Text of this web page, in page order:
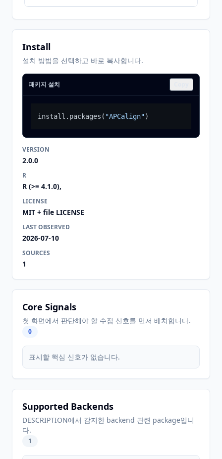
Install
설치 방법을 선택하고 바로 복사합니다.
패키지 설치
install.packages ( "APCalign")
VERSION
2.0.0
R
R (>= 4.1.0),
LICENSE
MIT + file LICENSE
LAST OBSERVED
2026-07-10
SOURCES
1
Core Signals
첫 화면에서 판단해야 할 수집 신호를 먼저 배치합니다.
0
표시할 핵심 신호가 없습니다.
Supported Backends
DESCRIPTION에서 감지한 backend 관련 package입니
다.
1